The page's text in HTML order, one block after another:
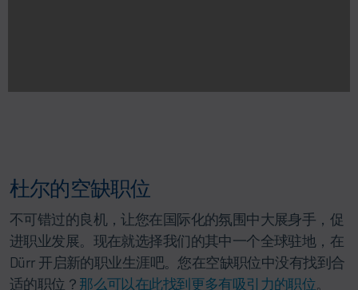
杜尔的空缺职位
不可错过的良机，让您在国际化的氛围中大展身手，促
进职业发展。现在就选择我们的其中一个全球驻地，在
Dürr 开启新的职业生涯吧。您在空缺职位中没有找到合
适的职位？ 那么可以在此找到更多有吸引力的职位。